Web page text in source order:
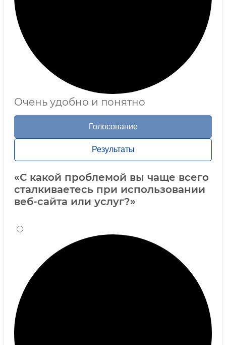
Очень удобно и понятно
Голосование
Результаты
«С какой проблемой вы чаще всего
сталкиваетесь при использовании
веб-сайта или услуг?»